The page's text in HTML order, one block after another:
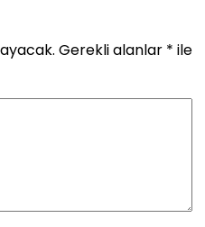
Gerekli alanlar * ile